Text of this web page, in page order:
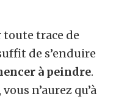
trace de
de s’enduire
à peindre.
n’aurez qu’à